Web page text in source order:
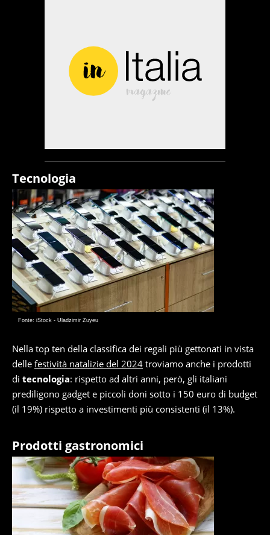
Tecnologia
Fonte: iStock - Uladzimir Zuyeu
Nella top ten della classifica dei regali più gettonati in vista
delle festività natalizie del 2024 troviamo anche i prodotti
di tecnologia: rispetto ad altri anni, però, gli italiani
prediligono gadget e piccoli doni sotto i 150 euro di budget
(il 19%) rispetto a investimenti più consistenti (il 13%).
Prodotti gastronomici